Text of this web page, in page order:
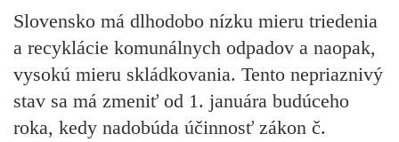
Slovensko má dlhodobo nízku mieru triedenia
a recyklácie komunálnych odpadov a naopak,
vysokú mieru skládkovania. Tento nepriaznivý
stav sa má zmeniť od 1. januára budúceho
roka, kedy nadobúda účinnosť zákon č.